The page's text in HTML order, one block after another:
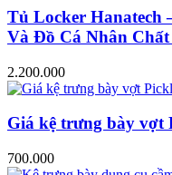
Tủ Locker Hanatech
Và Đồ Cá Nhân
2.200.000
Giá kệ trưng bày vợt
700.000